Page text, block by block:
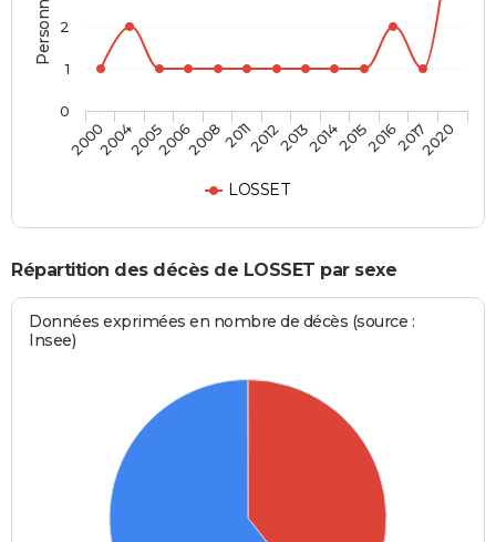
LOSSET
2000200420052006200820112012201320142015201620172020
0
1
2
Répartition des décès de LOSSET par sexe
Données exprimées en nombre de décès (source :
Insee)